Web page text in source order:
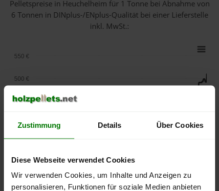
Zustimmung Details Über Cookies
Diese Webseite verwendet Cookies
Wir verwenden Cookies, um Inhalte und Anzeigen zu
personalisieren, Funktionen für soziale Medien anbieten
Pelletspreise in Heuchelheim für 1 Tonne bei Abnahmevon
6 Tonnen in DINplus-/ENplus-Qualität bei einer Lieferstelle
inkl. MwSt.:
400 €
450 €
500 €
550 €